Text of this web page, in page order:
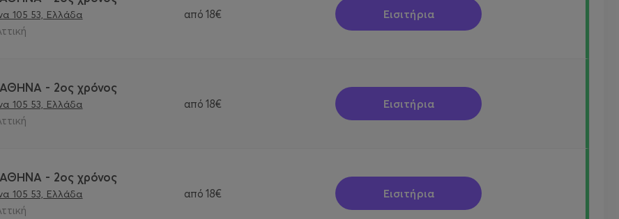
105 53, Ελλάδα από 18€ Εισιτήρια
- 2ος χρόνος
105 53, Ελλάδα από 18€ Εισιτήρια
- 2ος χρόνος
105 53, Ελλάδα από 18€ Εισιτήρια